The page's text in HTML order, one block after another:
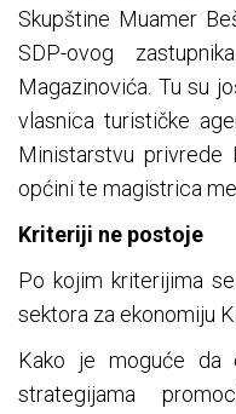
Skupštine Muamer
SDP-ovog
Magazinovića. Tu su
vlasnica turističke
Ministarstvu privrede
općini te magistrica
Kriteriji ne postoje
Po kojim kriterijima
sektora za ekonomiju
Kako je moguće da
strategijama